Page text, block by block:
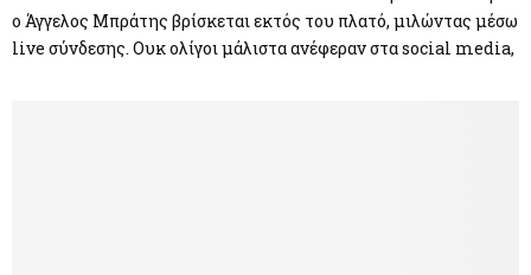
ο Άγγελος Μπράτης βρίσκεται εκτός του πλατό, μιλώντας μέσω
live σύνδεσης. Ουκ ολίγοι μάλιστα ανέφεραν στα social media,